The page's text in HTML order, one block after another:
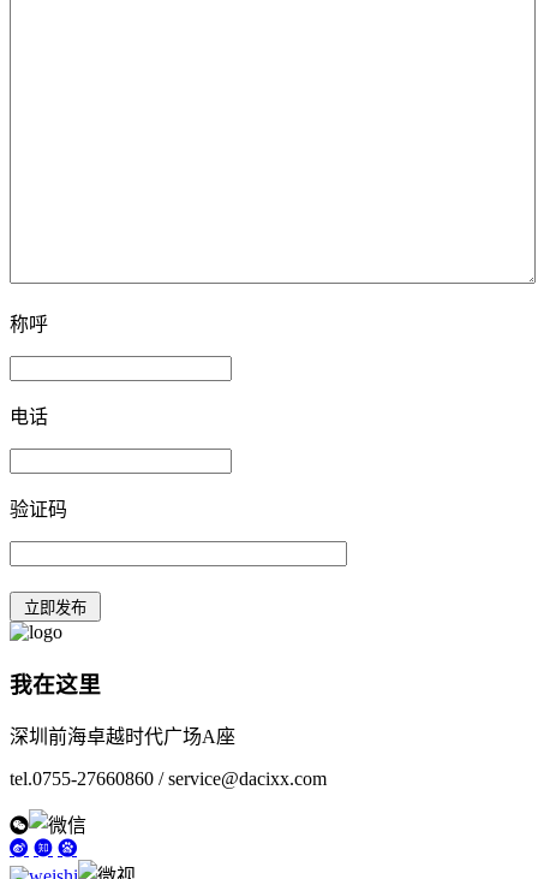
称呼
电话
验证码
我在这里
深圳前海卓越时代广场A座
tel.0755-27660860 / service@dacixx.com